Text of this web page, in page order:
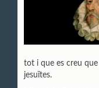
tot i que es creu
jesuïtes.